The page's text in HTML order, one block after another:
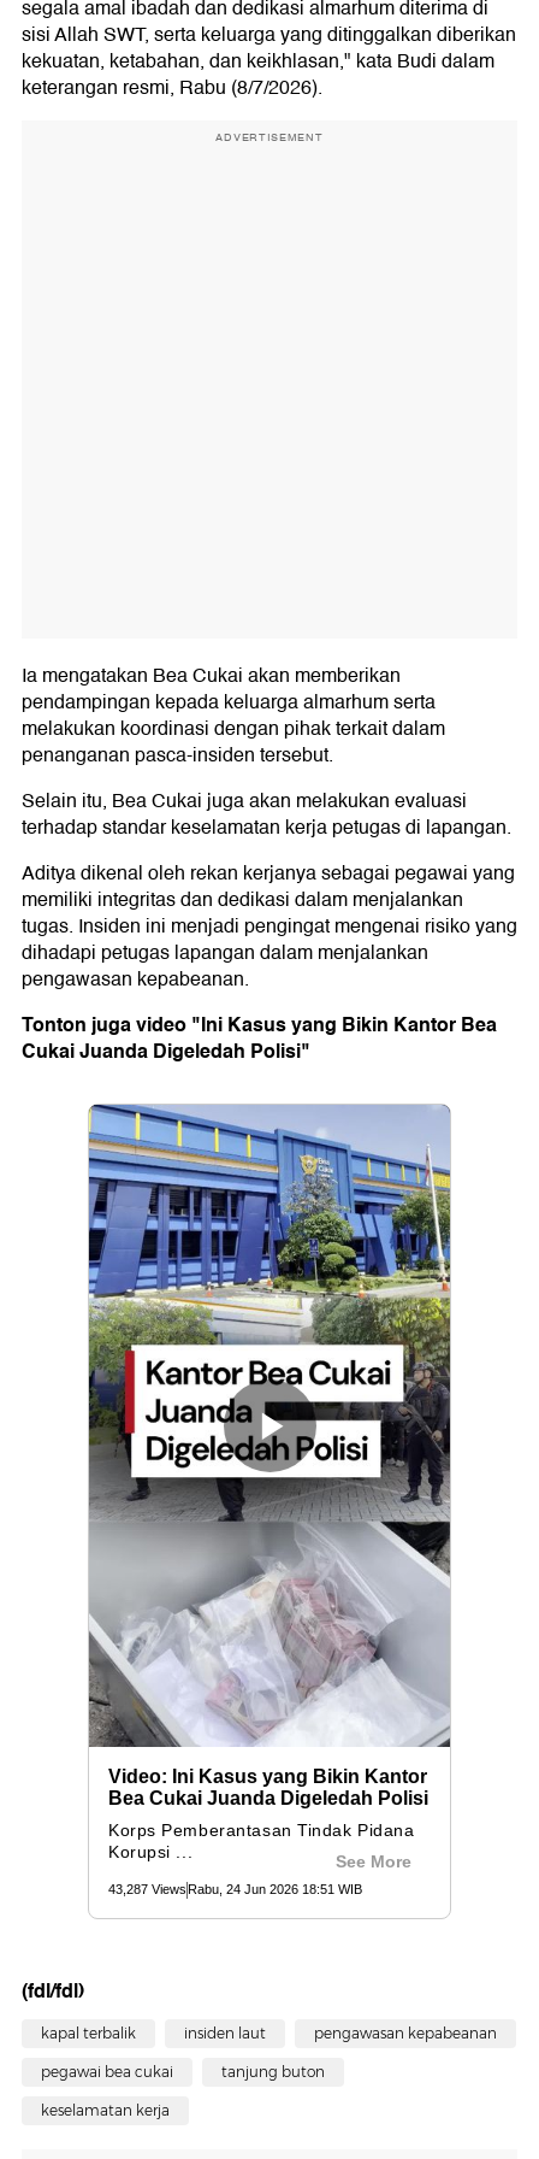
segala amal ibadah dan dedikasi almarhum diterima di
sisi Allah SWT, serta keluarga yang ditinggalkan diberikan
kekuatan, ketabahan, dan keikhlasan," kata Budi dalam
keterangan resmi, Rabu (8/7/2026).
ADVERTISEMENT
Ia mengatakan Bea Cukai akan memberikan
pendampingan kepada keluarga almarhum serta
melakukan koordinasi dengan pihak terkait dalam
penanganan pasca-insiden tersebut.
Selain itu, Bea Cukai juga akan melakukan evaluasi
terhadap standar keselamatan kerja petugas di lapangan.
Aditya dikenal oleh rekan kerjanya sebagai pegawai yang
memiliki integritas dan dedikasi dalam menjalankan
tugas. Insiden ini menjadi pengingat mengenai risiko yang
dihadapi petugas lapangan dalam menjalankan
pengawasan kepabeanan.
Tonton juga video "Ini Kasus yang Bikin Kantor Bea
Cukai Juanda Digeledah Polisi"
(fdl/fdl)
kapal terbalik insiden laut pengawasan kepabeanan
pegawai bea cukai tanjung buton
keselamatan kerja